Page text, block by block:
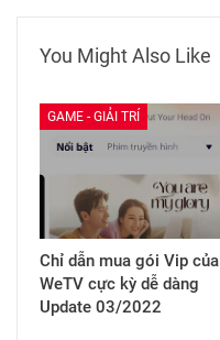
You Might Also Like
GAME - GIẢI TRÍ
Chỉ dẫn mua gói Vip của
WeTV cực kỳ dễ dàng
Update 03/2022